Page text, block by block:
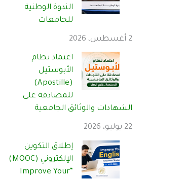
الندوة الوطنية
للجامعات
2 أغسطس، 2026
اعتماد نظام
الأبوستيل
(Apostille)
للمصادقة على
الشهادات والوثائق الجامعية
22 يوليو، 2026
إطلاق التكوين
الإلكتروني (MOOC)
“Improve Your